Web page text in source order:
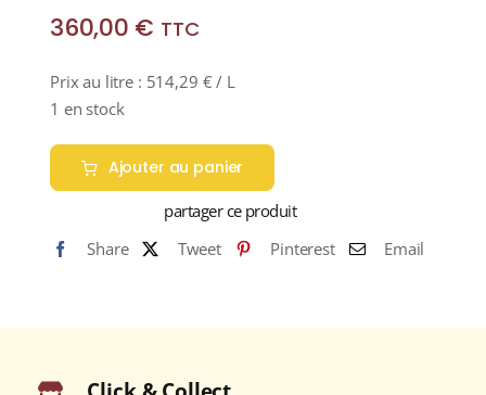
360,00 € TTC
Prix au litre : 514,29 € / L
1 en stock
Ajouter au panier
partager ce produit
Share
Tweet Pinterest Email